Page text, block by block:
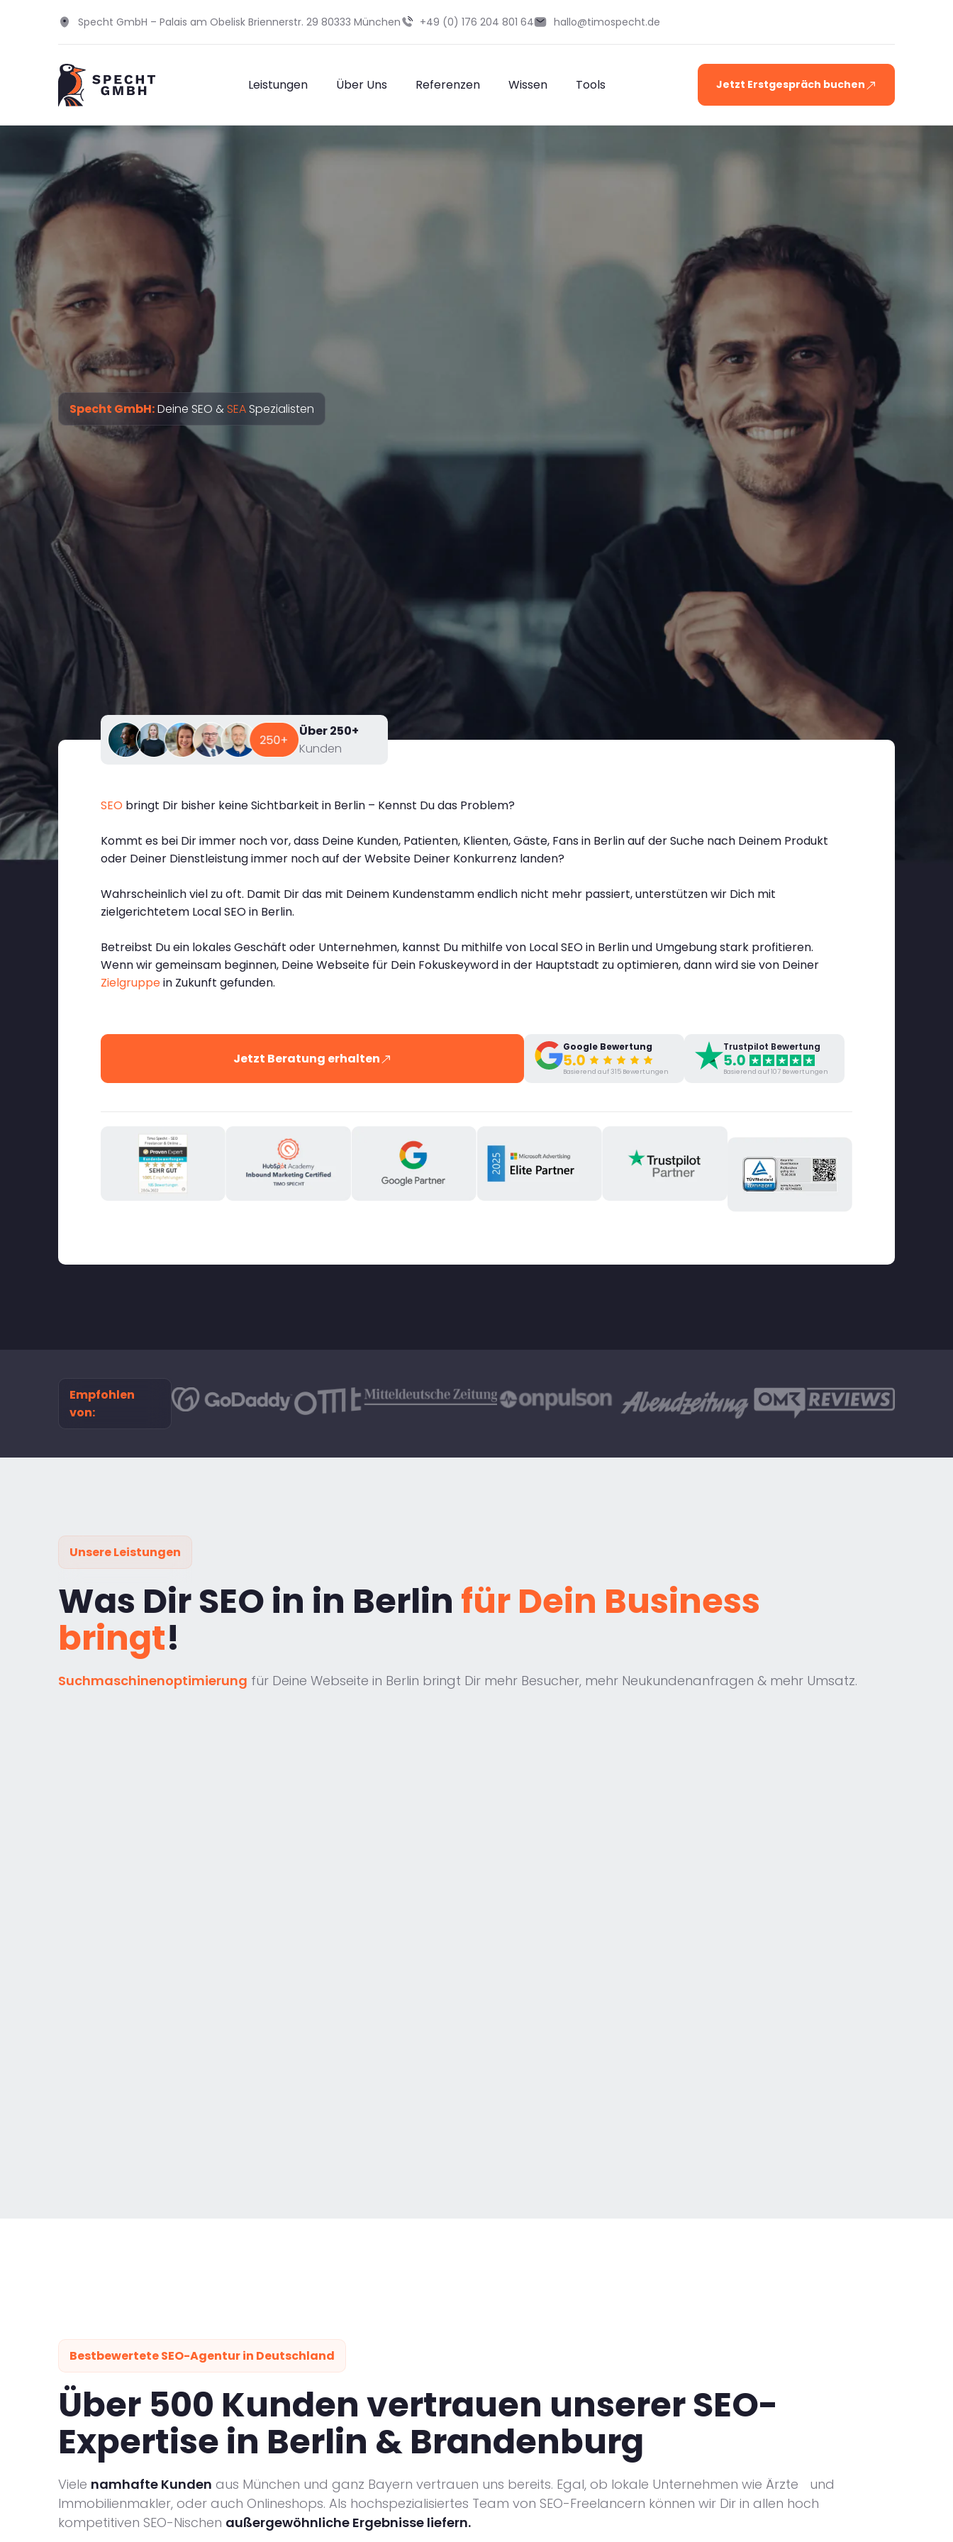
Specht GmbH – Palais am Obelisk Briennerstr. 29 80333 München +49 (0) 176 204 801 64 hallo@timospecht.de
Leistungen Über Uns Referenzen Wissen Tools Jetzt Erstgespräch buchen
Specht GmbH:Deine SEO & SEA Spezialisten
Über 250+
Kunden
SEO bringt Dir bisher keine Sichtbarkeit in Berlin – Kennst Du das Problem?
Kommt es bei Dir immer noch vor, dass Deine Kunden, Patienten, Klienten, Gäste, Fans in Berlin auf der Suche nach Deinem Produkt
oder Deiner Dienstleistung immer noch auf der Website Deiner Konkurrenz landen?
Wahrscheinlich viel zu oft. Damit Dir das mit Deinem Kundenstamm endlich nicht mehr passiert, unterstützen wir Dich mit
zielgerichtetem Local SEO in Berlin.
Betreibst Du ein lokales Geschäft oder Unternehmen, kannst Du mithilfe von Local SEO in Berlin und Umgebung stark profitieren.
Wenn wir gemeinsam beginnen, Deine Webseite für Dein Fokuskeyword in der Hauptstadt zu optimieren, dann wird sie von Deiner
Zielgruppein Zukunft gefunden.
Jetzt Beratung erhalten
Google Bewertung
Basierend auf 315 Bewertungen
Trustpilot Bewertung
Basierend auf 107 Bewertungen
Empfohlen
von:
Unsere Leistungen
Was Dir SEO in in Berlin für Dein Business
bringt!
Suchmaschinenoptimierung für Deine Webseite in Berlin bringt Dir mehr Besucher, mehr Neukundenanfragen & mehr Umsatz.
Bestbewertete SEO-Agentur in Deutschland
Über 500 Kunden vertrauen unserer SEO-
Expertise in Berlin & Brandenburg
Viele namhafte Kunden aus München und ganz Bayern vertrauen uns bereits. Egal, ob lokale Unternehmen wie Ärzte und
Immobilienmakler, oder auch Onlineshops. Als hochspezialisiertes Team von SEO-Freelancern können wir Dir in allen hoch
kompetitiven SEO-Nischen außergewöhnliche Ergebnisse liefern.